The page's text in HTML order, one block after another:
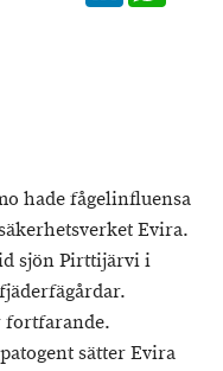
hade fågelinfluensa
Evira.
sjön Pirttijärvi i
fortfarande.
sätter Evira